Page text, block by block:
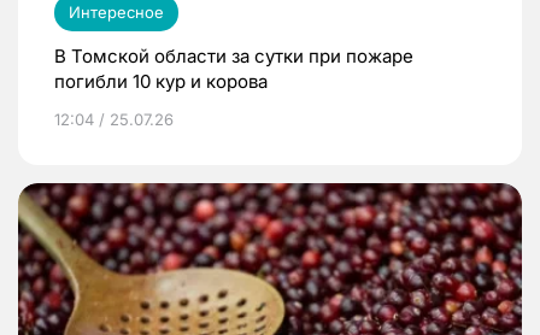
Интересное
В Томской области за сутки при пожаре
погибли 10 кур и корова
12:04 / 25.07.26